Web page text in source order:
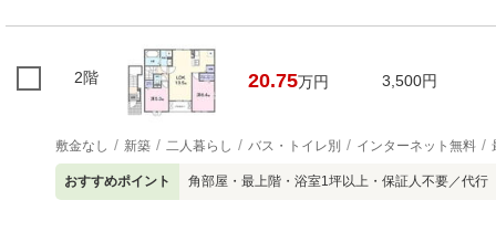
2階 20.75万円 3,500円
敷金なし 新築 二人暮らし バス・トイレ別 インターネット無料
おすすめポイント 角部屋・最上階・浴室1坪以上・保証人不要／代